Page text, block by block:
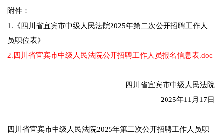
附件：
1.《四川省宜宾市中级人民法院2025年第二次公开招聘工作人
员职位表》
2.四川省宜宾市中级人民法院公开招聘工作人员报名信息表.doc
四川省宜宾市中级人民法院
2025年11月17日
四川省宜宾市中级人民法院2025年第二次公开招聘工作人员职